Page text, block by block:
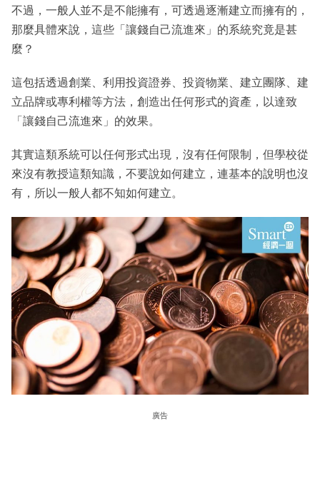
不過，一般人並不是不能擁有，可透過逐漸建立而擁有的，
那麼具體來說，這些「讓錢自己流進來」的系統究竟是甚
麼？
這包括透過創業、利用投資證券、投資物業、建立團隊、建
立品牌或專利權等方法，創造出任何形式的資產，以達致
「讓錢自己流進來」的效果。
其實這類系統可以任何形式出現，沒有任何限制，但學校從
來沒有教授這類知識，不要說如何建立，連基本的說明也沒
有，所以一般人都不知如何建立。
廣告